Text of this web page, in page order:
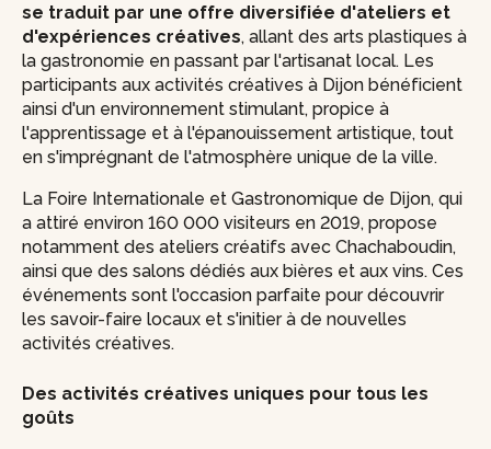
se traduit par une offre diversifiée d'ateliers et
d'expériences créatives, allant des arts plastiques à
la gastronomie en passant par l'artisanat local. Les
participants aux activités créatives à Dijon bénéficient
ainsi d'un environnement stimulant, propice à
l'apprentissage et à l'épanouissement artistique, tout
en s'imprégnant de l'atmosphère unique de la ville.
La Foire Internationale et Gastronomique de Dijon, qui
a attiré environ 160 000 visiteurs en 2019, propose
notamment des ateliers créatifs avec Chachaboudin,
ainsi que des salons dédiés aux bières et aux vins. Ces
événements sont l'occasion parfaite pour découvrir
les savoir-faire locaux et s'initier à de nouvelles
activités créatives.
Des activités créatives uniques pour tous les
goûts